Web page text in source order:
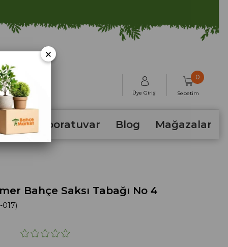
Üye Girişi Sepetim
0
Laboratuvar Blog Mağazalar
Bahçe Saksı Tabağı No 4
017)
×